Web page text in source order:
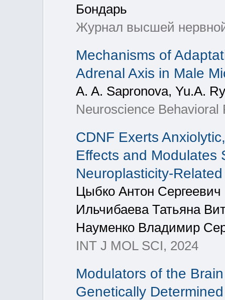
Бондарь
Журнал высшей
Mechanisms of
Adrenal Axis in Male
A. A. Sapronova, Yu.A.
Neuroscience Behavioral
CDNF Exerts
Effects and Modulates
Neuroplasticity-
Цыбко Антон
Ильчибаева Татьяна
Науменко Владимир
INT J MOL SCI, 2024
Modulators of the
Genetically